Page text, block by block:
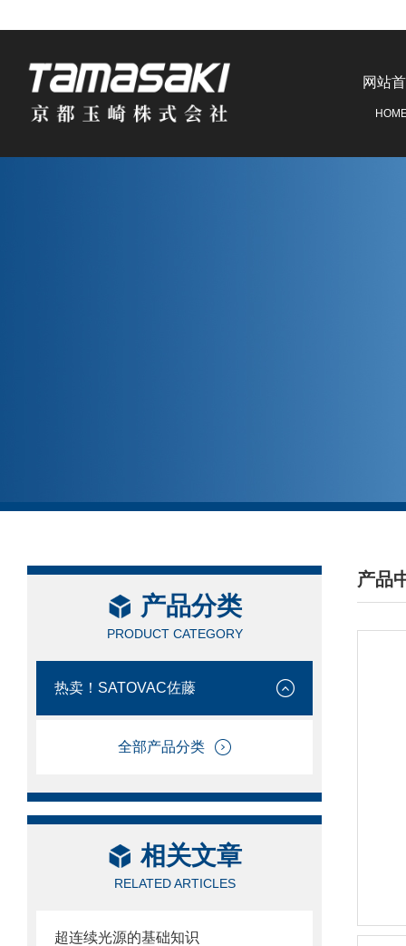
网站
产品分类
PRODUCT CATEGORY
热卖！SATOVAC佐藤
全部产品分类
相关文章
RELATED ARTICLES
超连续光源的基础知识
产品
/